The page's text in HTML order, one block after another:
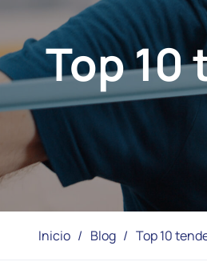
Top
Inicio / Blog / Top 10